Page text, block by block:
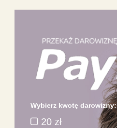
Wybierz kwotę darowizny:
20 zł